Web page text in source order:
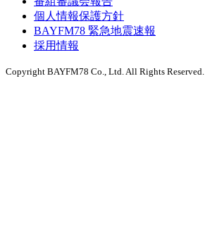
個人情報保護方針
BAYFM78 緊急地震速報
採用情報
Copyright BAYFM78 Co., Ltd. All Rights Reserved.